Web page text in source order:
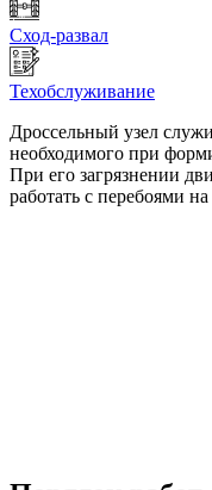
Сход-развал
Техобслуживание
Дроссельный узел
необходимого при
При его загрязнении
работать с перебоями